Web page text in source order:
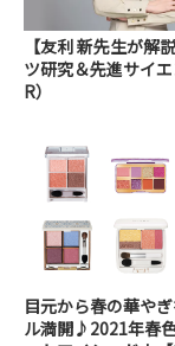
【友利 新先生が解
ツ研究＆先進サイ
R）
目元から春の華や
ル満開♪2021年春